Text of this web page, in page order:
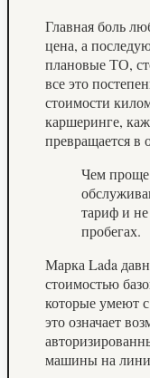
Главная боль
цена, а
плановые ТО,
все это
стоимости
каршеринге,
превращается
Чем проще
тариф и
пробегах.
Марка Lada
стоимостью
которые умеют
это означает
машины на